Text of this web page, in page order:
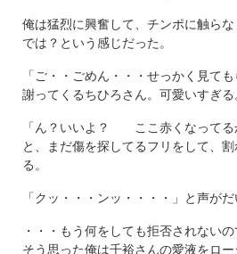
俺は猛烈に興奮して、チンポに触ら
では？という感じだった。
「ご・・ごめん・・・せっかく見ても
謝ってくるちひろさん。可愛いすぎる
「ん？いいよ？ ここ赤くなってる
と、まだ傷を探してるフリをして、
る。
「クッ・・・ンッ・・・・」と声がだ
・・・もう何をしても拒否されないの
そう思った俺は千裕さんの愛液をロ